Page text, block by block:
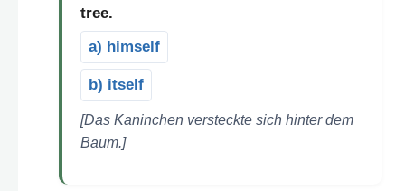
tree.
a) himself
b) itself
[Das Kaninchen versteckte sich hinter dem
Baum.]